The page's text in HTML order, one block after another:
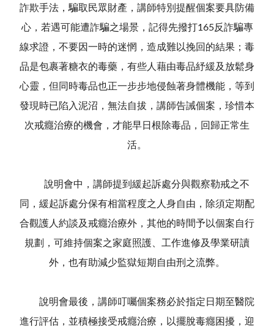
詐欺手法，騙取民眾財產，講師特別提醒個案要具防備
心，若遇可能遭詐騙之場景，記得先撥打165反詐騙專
線求證，不要因一時的迷惘，造成難以挽回的結果；毒
品是包裹著糖衣的毒藥，有些人藉由毒品紓緩及放鬆身
心靈，但同時毒品也正一步步地侵蝕著身體機能，等到
發現時已陷入泥沼，無法自拔，講師告誡個案，珍惜本
次戒癮治療的機會，才能早日根除毒品，回歸正常生
活。
說明會中，講師提到緩起訴處分與觀察勒戒之不
同，緩起訴處分保有相當程度之人身自由，除須定期配
合觀護人約談及戒癮治療外，其他的時間予以個案自行
規劃，可維持個案之家庭照護、工作進修及學業研讀
外，也有助減少監獄短期自由刑之流弊。
說明會最後，講師叮囑個案務必於指定日期至醫院
進行評估，並積極接受戒癮治療，以擺脫毒癮困擾，迎